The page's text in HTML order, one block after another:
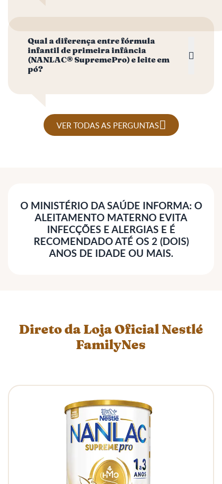
Qual a diferença entre fórmula
infantil de primeira infância
(NANLAC® SupremePro) e leite em
pó?
VER TODAS AS PERGUNTAS
O MINISTÉRIO DA SAÚDE INFORMA: O
ALEITAMENTO MATERNO EVITA
INFECÇÕES E ALERGIAS E É
RECOMENDADO ATÉ OS 2 (DOIS)
ANOS DE IDADE OU MAIS.
Direto da Loja Oficial Nestlé
FamilyNes